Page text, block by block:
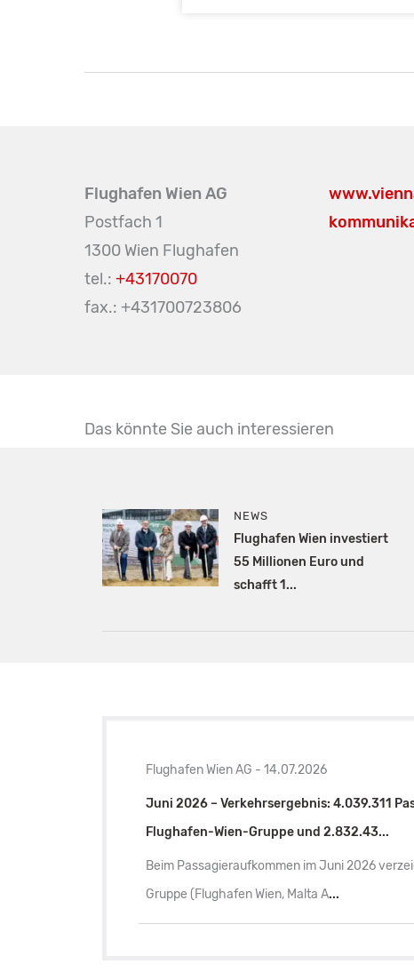
Flughafen Wien AG
Postfach 1
1300 Wien Flughafen
tel.: +43170070
fax.: +431700723806
Das könnte Sie auch interessieren
NEWS
Flughafen Wien investiert
55 Millionen Euro und
schafft 1...
Flughafen Wien AG - 14.07.2026
Juni 2026 – Verkehrsergebnis: 4.039.311
Flughafen-Wien-Gruppe und 2.832.43...
Beim Passagieraufkommen im Juni 2026
Gruppe (Flughafen Wien, Malta A...